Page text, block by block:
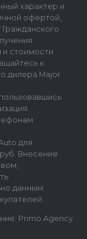
характер и
офертой,
стоимости
к
дилера Major
для
Внесение
данным
Primo.Agency